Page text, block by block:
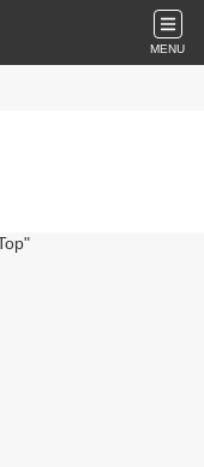
MENU